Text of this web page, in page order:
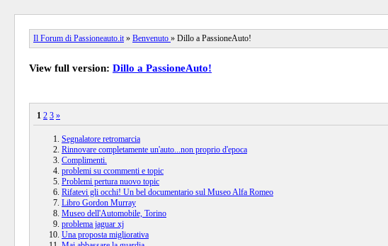
Il Forum di Passioneauto.it» Benvenuto » Dillo a PassioneAuto!
View full version: Dillo a PassioneAuto!
1 2 3 »
Segnalatore retromarcia
Rinnovare completamente un'auto...non proprio d'epoca
Complimenti.
problemi su ccommenti e topic
Problemi pertura nuovo topic
Rifatevi gli occhi! Un bel documentario sul Museo Alfa Romeo
Libro Gordon Murray
Museo dell'Automobile, Torino
problema jaguar xj
Una proposta migliorativa